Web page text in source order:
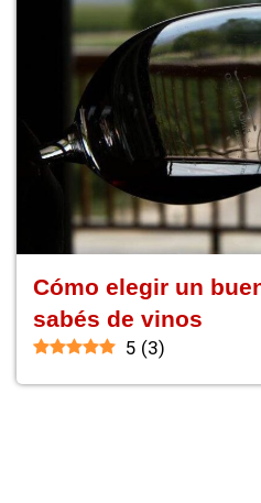
Cómo elegir un
sabés de vinos
5 (3)